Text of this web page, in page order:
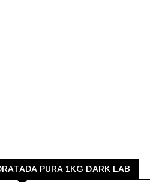
PURA 1KG DARK LAB